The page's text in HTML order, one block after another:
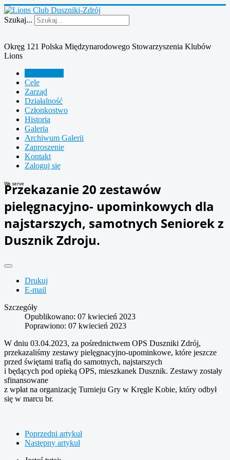
Szukaj...
Okręg 121 Polska Międzynarodowego Stowarzyszenia Klubów
Lions
Cele
Zarząd
Działalność
Członkostwo
Historia
Galeria
Archiwum Galerii
Zaproszenie
Kontakt
Zaloguj się
We serve
Przekazanie 20 zestawów
pielęgnacyjno- upominkowych dla
najstarszych, samotnych Seniorek z
Dusznik Zdroju.
Drukuj
E-mail
Szczegóły
Opublikowano: 07 kwiecień 2023
Poprawiono: 07 kwiecień 2023
W dniu 03.04.2023, za pośrednictwem OPS Duszniki Zdrój,
przekazaliśmy zestawy pielęgnacyjno-upominkowe, które jeszcze
przed świętami trafią do samotnych, najstarszych
i będących pod opieką OPS, mieszkanek Dusznik. Zestawy zostały
sfinansowane
z wpłat na organizację Turnieju Gry w Kręgle Kobie, który odbył
się w marcu br.
Poprzedni artykuł
Następny artykuł